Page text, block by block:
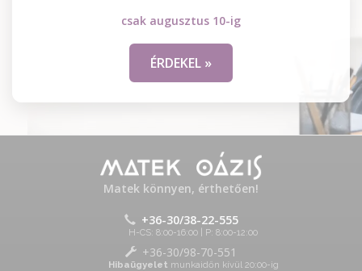
csak augusztus 10-ig
ÉRDEKEL »
Matek könnyen, érthetően!
+36-30/38-22-555
H-CS: 8:00-16:00 | P: 8:00-12:00
+36-30/98-70-551
Hibaügyelet munkaidőn kívül 20:00-ig